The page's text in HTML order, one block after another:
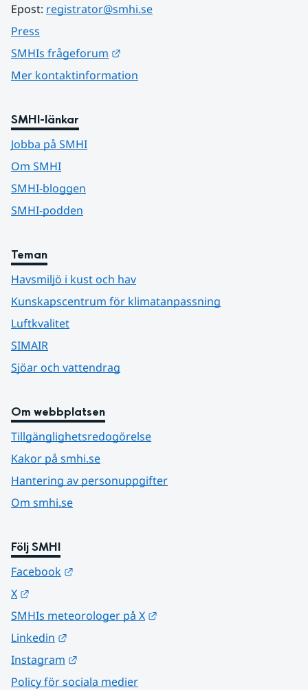
Epost: registrator@smhi.se
Press
SMHIs frågeforum
Mer kontaktinformation
SMHI-länkar
Jobba på SMHI
Om SMHI
SMHI-bloggen
SMHI-podden
Teman
Havsmiljö i kust och hav
Kunskapscentrum för klimatanpassning
Luftkvalitet
SIMAIR
Sjöar och vattendrag
Om webbplatsen
Tillgänglighetsredogörelse
Kakor på smhi.se
Hantering av personuppgifter
Om smhi.se
Följ SMHI
Facebook
X
SMHIs meteorologer på X
Linkedin
Instagram
Policy för sociala medier